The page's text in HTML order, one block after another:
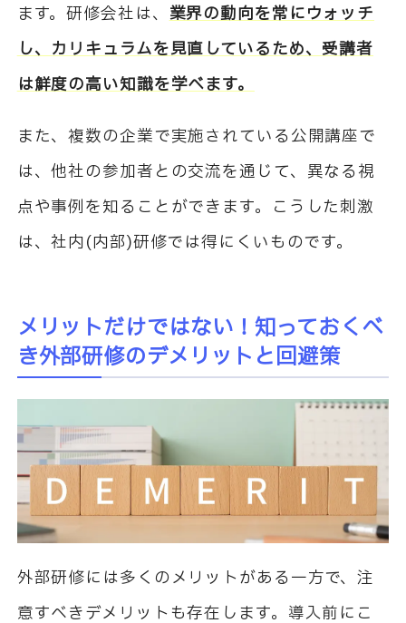
ます。研修会社は、業界の動向を常にウォッチ
し、カリキュラムを見直しているため、受講者
は鮮度の高い知識を学べます。
また、複数の企業で実施されている公開講座で
は、他社の参加者との交流を通じて、異なる視
点や事例を知ることができます。こうした刺激
は、社内(内部)研修では得にくいものです。
メリットだけではない！知っておくべ
き外部研修のデメリットと回避策
外部研修には多くのメリットがある一方で、注
意すべきデメリットも存在します。導入前にこ